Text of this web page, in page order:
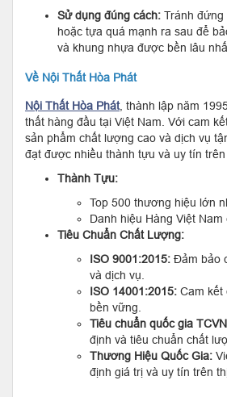
Sử dụng đúng cách: Tránh đứng
hoặc tựa quá mạnh ra sau để
và khung nhựa được bền lâu
Về Nội Thất Hòa Phát
Nội Thất Hòa Phát, thành lập năm
thất hàng đầu tại Việt Nam. Với cam
sản phẩm chất lượng cao và dịch vụ
đạt được nhiều thành tựu và uy tín trên
Thành Tựu:
Top 500 thương hiệu lớn
Danh hiệu Hàng Việt Nam
Tiêu Chuẩn Chất Lượng:
ISO 9001:2015: Đảm bảo
và dịch vụ.
ISO 14001:2015: Cam kết
bền vững.
Tiêu chuẩn quốc gia
định và tiêu chuẩn chất
Thương Hiệu Quốc Gia:
định giá trị và uy tín trên